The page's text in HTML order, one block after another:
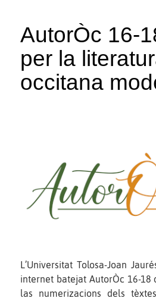
AutorÒc 16-
per la
occitana
L’Universitat Tolosa-Joan
internet batejat AutorÒc 16-18
las numerizacions dels